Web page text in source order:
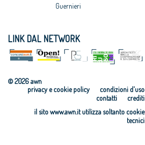
Guernieri
LINK DAL NETWORK
© 2026 awn
condizioni d'uso
privacy e cookie policy
crediti
contatti
il sito www.awn.it utilizza soltanto cookie
tecnici